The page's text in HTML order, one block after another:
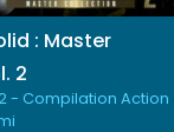
: Master
2
- Compilation Action